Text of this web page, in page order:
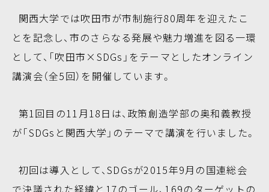
関西大学では吹田市が市制施行80周年を迎えたこ
とを記念し、市のさらなる発展や魅力増進を図る一環
として、「吹田市×SDGs」をテーマとしたオンライン
講演会（全5回）を開催しています。
第1回目の11月18日は、政策創造学部の奥和義教授
が「SDGsと関西大学」のテーマで講演を行いました。
初回は導入として、SDGsが2015年9月の国連総会